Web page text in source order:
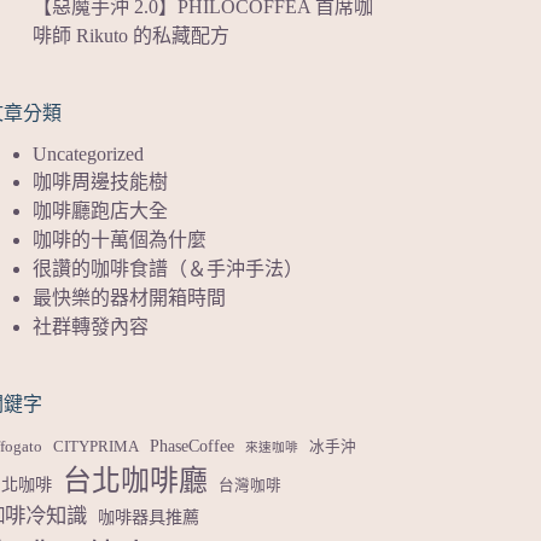
【惡魔手沖 2.0】PHILOCOFFEA 首席咖
啡師 Rikuto 的私藏配方
分類
Uncategorized
咖啡周邊技能樹
咖啡廳跑店大全
咖啡的十萬個為什麼
很讚的咖啡食譜（＆手沖手法）
最快樂的器材開箱時間
社群轉發內容
字
CITYPRIMA PhaseCoffee 來速咖啡 冰手沖
咖啡 台北咖啡廳 台灣咖啡
啡冷知識 咖啡器具推薦